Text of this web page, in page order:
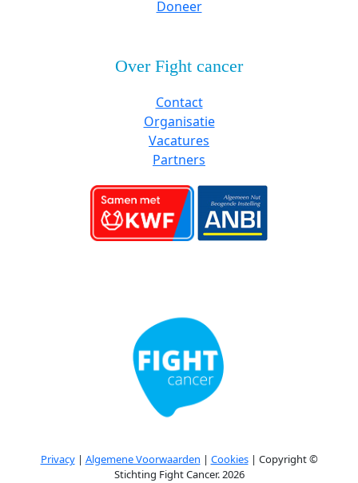
Doneer
Over Fight cancer
Contact
Organisatie
Vacatures
Partners
Privacy| Algemene Voorwaarden | Cookies| Copyright ©
Stichting Fight Cancer. 2026